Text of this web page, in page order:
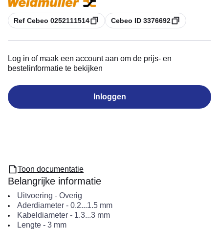
Kopiëren
Ref Cebeo 0252111514 Kopiëren
Cebeo ID 3376692
Log in of maak een account aan om de prijs- en
bestelinformatie te bekijken
Inloggen
Toon documentatie
Belangrijke informatie
Uitvoering - Overig
Aderdiameter- 0.2...1.5 mm
Kabeldiameter- 1.3...3 mm
Lengte- 3 mm